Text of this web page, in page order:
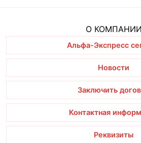
О КОМПАНИИ
Альфа-Экспресс
Новости
Заключить
Контактная
Реквизиты